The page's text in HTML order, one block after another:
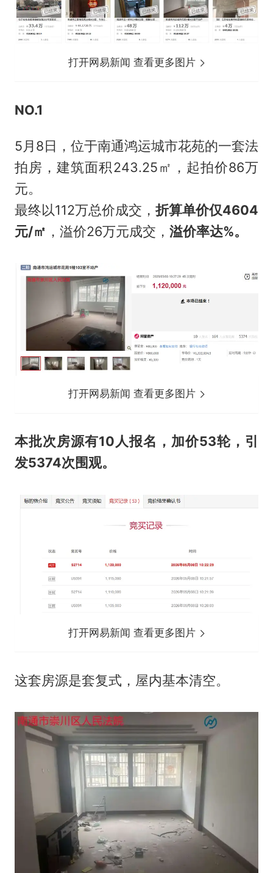
打开网易新闻 查看更多图片
NO.1
5月8日，位于南通鸿运城市花苑的一套法
拍房，建筑面积243.25㎡，起拍价86万
元。
最终以112万总价成交，折算单价仅4604
元/㎡ ，溢价26万元成交， 溢价率达%。
打开网易新闻 查看更多图片
本批次房源有10人报名，加价53轮，引
发5374次围观。
打开网易新闻 查看更多图片
这套房源是套复式，屋内基本清空。